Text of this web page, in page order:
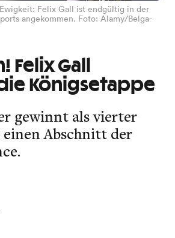
Felix Gall ist endgültig in der
angekommen. Foto: Alamy/Belga-
Felix Gall
Königsetappe
gewinnt als vierter
Abschnitt der